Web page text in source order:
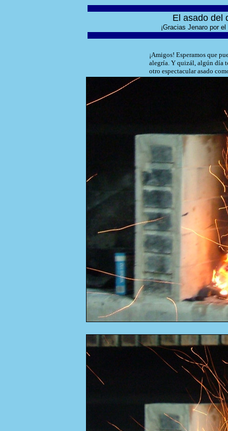
El asado del
¡Gracias Jenaro por
¡Amigos! Esperamos que
alegría. Y quizál, algún día
otro espectacular asado